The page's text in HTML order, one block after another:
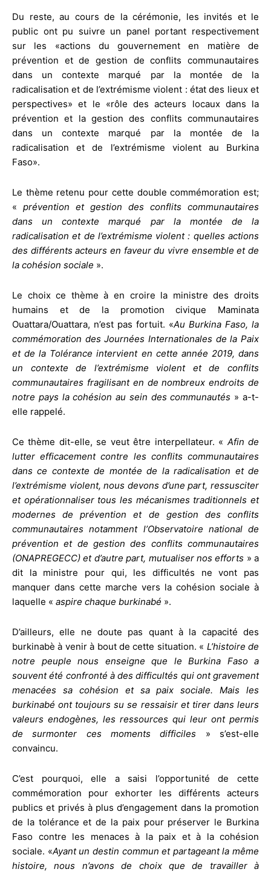
Du reste, au cours de la cérémonie, les invités et le
public ont pu suivre un panel portant respectivement
sur les «actions du gouvernement en matière de
prévention et de gestion de conflits communautaires
dans un contexte marqué par la montée de la
radicalisation et de l’extrémisme violent : état des lieux et
perspectives» et le «rôle des acteurs locaux dans la
prévention et la gestion des conflits communautaires
dans un contexte marqué par la montée de la
radicalisation et de l’extrémisme violent au Burkina
Faso».
Le thème retenu pour cette double commémoration est;
« prévention et gestion des conflits communautaires
dans un contexte marqué par la montée de la
radicalisation et de l’extrémisme violent : quelles actions
des différents acteurs en faveur du vivre ensemble et de
la cohésion sociale ».
Le choix ce thème à en croire la ministre des droits
humains et de la promotion civique Maminata
Ouattara/Ouattara, n’est pas fortuit. «Au Burkina Faso, la
commémoration des Journées Internationales de la Paix
et de la Tolérance intervient en cette année 2019, dans
un contexte de l’extrémisme violent et de conflits
communautaires fragilisant en de nombreux endroits de
notre pays la cohésion au sein des communautés » a-t-
elle rappelé.
Ce thème dit-elle, se veut être interpellateur. « Afin de
lutter efficacement contre les conflits communautaires
dans ce contexte de montée de la radicalisation et de
l’extrémisme violent, nous devons d’une part, ressusciter
et opérationnaliser tous les mécanismes traditionnels et
modernes de prévention et de gestion des conflits
communautaires notamment l’Observatoire national de
prévention et de gestion des conflits communautaires
(ONAPREGECC) et d’autre part, mutualiser nos efforts » a
dit la ministre pour qui, les difficultés ne vont pas
manquer dans cette marche vers la cohésion sociale à
laquelle « aspire chaque burkinabé ».
D’ailleurs, elle ne doute pas quant à la capacité des
burkinabè à venir à bout de cette situation. « L’histoire de
notre peuple nous enseigne que le Burkina Faso a
souvent été confronté à des difficultés qui ont gravement
menacées sa cohésion et sa paix sociale. Mais les
burkinabé ont toujours su se ressaisir et tirer dans leurs
valeurs endogènes, les ressources qui leur ont permis
de surmonter ces moments difficiles » s’est-elle
convaincu.
C’est pourquoi, elle a saisi l’opportunité de cette
commémoration pour exhorter les différents acteurs
publics et privés à plus d’engagement dans la promotion
de la tolérance et de la paix pour préserver le Burkina
Faso contre les menaces à la paix et à la cohésion
sociale. «Ayant un destin commun et partageant la même
histoire, nous n’avons de choix que de travailler à